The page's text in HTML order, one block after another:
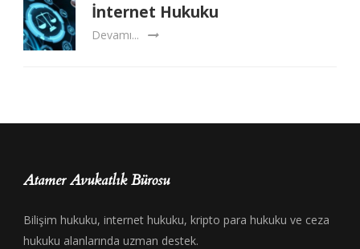
İnternet Hukuku
Devamı...
Atamer Avukatlık Bürosu
Bilişim hukuku, internet hukuku, kripto para hukuku ve ceza
hukuku alanlarında uzman destek.